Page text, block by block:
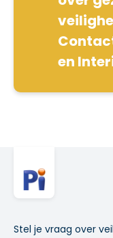
en
Stel je vraag over